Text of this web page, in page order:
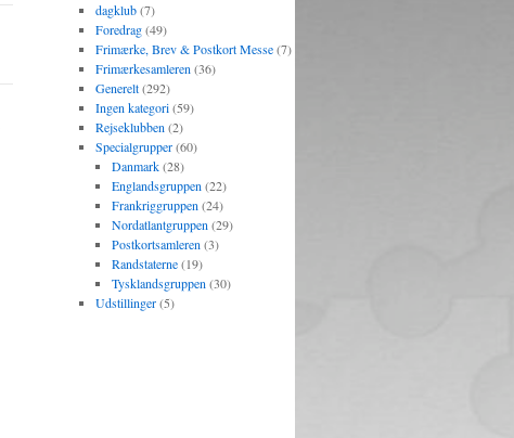
dagklub(7)
Foredrag(49)
Frimærke, Brev & Postkort Messe(7)
Frimærkesamleren (36)
Generelt(292)
Ingen kategori(59)
Rejseklubben (2)
Specialgrupper(60)
Danmark(28)
Englandsgruppen (22)
Frankriggruppen (24)
Nordatlantgruppen (29)
Postkortsamleren (3)
Randstaterne(19)
Tysklandsgruppen (30)
Udstillinger(5)